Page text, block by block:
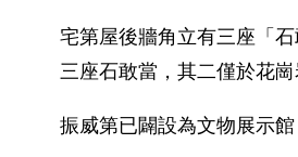
宅第屋後牆角立有三座「
三座石敢當，其二僅於花
振威第已闢設為文物展示